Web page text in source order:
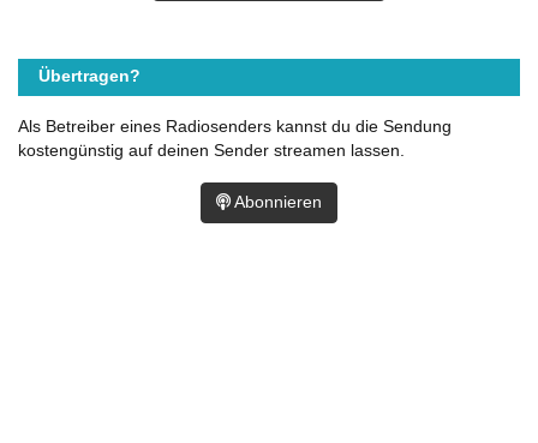
Übertragen?
Als Betreiber eines Radiosenders kannst du die Sendung
kostengünstig auf deinen Sender streamen lassen.
Abonnieren